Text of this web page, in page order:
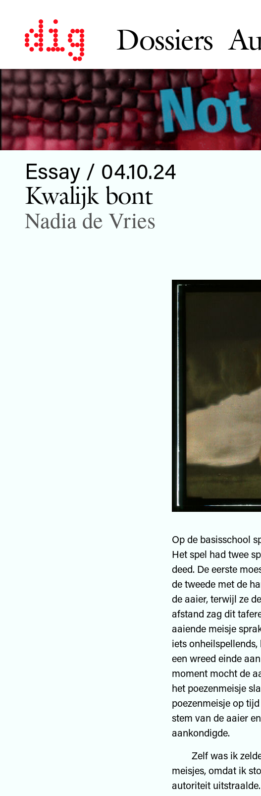
Dossiers
Essay / 04.10.24
Kwalijk bont
Nadia de Vries
Op de basisschool
Het spel had twee
deed. De eerste
de tweede met de
de aaier, terwijl ze
afstand zag dit
aaiende meisje
iets
een wreed einde
moment mocht de
het poezenmeisje
poezenmeisje op
stem van de aaier
aankondigde.
Zelf was ik
meisjes, omdat ik
autoriteit